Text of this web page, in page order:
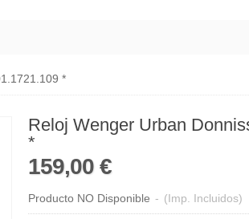
*
Reloj Wenger Urban Donnissima
*
159,00 €
Producto NO Disponible - (Imp. Incluidos)